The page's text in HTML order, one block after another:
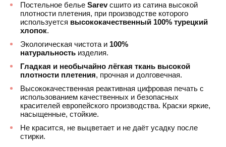
Постельное белье Sarevсшито из сатина высокой
плотности плетения, при производстве которого
используется высококачественный 100% турецкий
хлопок.
Экологическая чистота и 100%
натуральность изделия.
Гладкая и необычайно лёгкая ткань высокой
плотности плетения, прочная и долговечная.
Высококачественная реактивная цифровая печать с
использованием качественных и безопасных
красителей европейского производства. Краски яркие,
насыщенные, стойкие.
Не красится, не выцветает и не даёт усадку после
стирки.